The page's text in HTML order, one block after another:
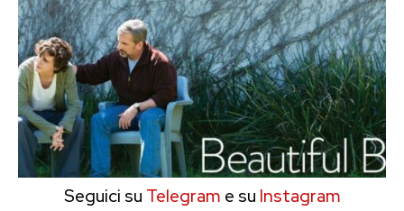
Seguici su Telegram e su Instagram